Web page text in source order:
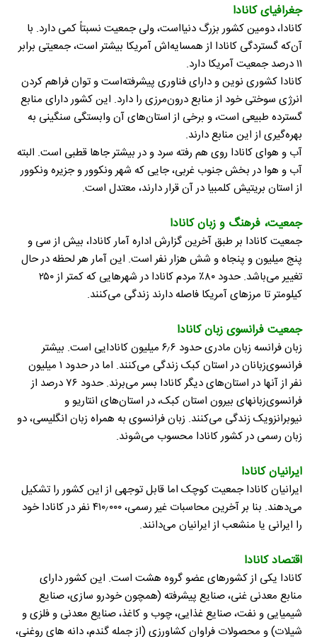
جغرافیای کانادا
کانادا، دومین کشور بزرگ دنیااست، ولی جمعیت نسبتاً کمی دارد. با
آن‌که گستردگی کانادا از همسایه‌اش آمریکا بیشتر است، جمعیتی برابر
۱۱ درصد جمعیت آمریکا دارد.
کانادا کشوری نوین و دارای فناوری پیشرفته‌است و توان فراهم کردن
انرژی سوختی خود از منابع درون‌مرزی را دارد. این کشور دارای منابع
گسترده طبیعی است، و برخی از استان‌های آن وابستگی سنگینی به
بهره‌گیری از این منابع دارند.
آب و هوای کانادا روی هم رفته سرد و در بیشتر جاها قطبی است. البته
آب و هوا در بخش جنوب غربی، جایی که شهر ونکوور و جزیره ونکوور
از استان بریتیش کلمبیا در آن قرار دارند، معتدل است.
جمعیت، فرهنگ و زبان کانادا
جمعیت کانادا بر طبق آخرین گزارش اداره آمار کانادا، بیش از سی و
پنج میلیون و پنجاه و شش هزار نفر است. این آمار هر لحظه در حال
تغییر می‌باشد. حدود ۸۰٪ مردم کانادا در شهرهایی که کمتر از ۲۵۰
کیلومتر تا مرزهای آمریکا فاصله دارند زندگی می‌کنند.
جمعیت فرانسوی زبان کانادا
زبان فرانسه زبان مادری حدود ۶٫۶ میلیون کانادایی است. بیشتر
فرانسوی‌زبانان در استان کبک زندگی می‌کنند. اما در حدود ۱ میلیون
نفر از آنها در استان‌های دیگر کانادا بسر می‌برند. حدود ۷۶ درصد از
فرانسوی‌زبانهای بیرون استان کبک، در استان‌های انتاریو و
نیوبرانزویک زندگی می‌کنند. زبان فرانسوی به همراه زبان انگلیسی، دو
زبان رسمی در کشور کانادا محسوب می‌شوند.
ایرانیان کانادا
ایرانیان کانادا جمعیت کوچک اما قابل توجهی از این کشور را تشکیل
می‌دهند. بنا بر آخرین محاسبات غیر رسمی، ۴۱۰٫۰۰۰ نفر در کانادا خود
را ایرانی یا منشعب از ایرانیان می‌دانند.
اقتصاد کانادا
کانادا یکی از کشورهای عضو گروه هشت است. این کشور دارای
منابع معدنی غنی، صنایع پیشرفته (همچون خودرو سازی، صنایع
شیمیایی و نفت، صنایع غذایی، چوب و کاغذ، صنایع معدنی و فلزی و
شیلات) و محصولات فراوان کشاورزی (از جمله گندم، دانه های روغنی،